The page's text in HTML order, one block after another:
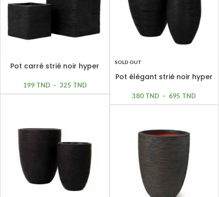
Pot carré strié noir hyper
199 TND – 325 TND
SOLD OUT
Pot élégant strié noir hyper
380 TND – 695 TND